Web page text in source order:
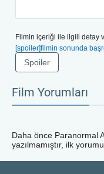
Filmin içeriği ile ilgili detay
[spoiler]filmin sonunda
Spoiler
Film Yorumları
Daha önce Paranormal
yazılmamıştır, ilk